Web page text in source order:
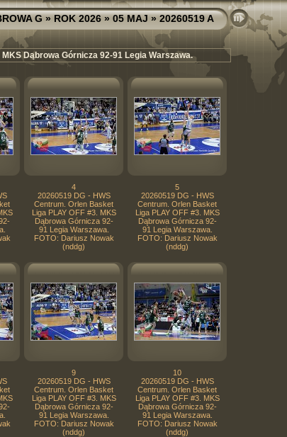
G»ROK 2026»05 MAJ» 20260519 A
Dąbrowa Górnicza 92-91 Legia Warszawa.
4
20260519 DG - HWS
Centrum. Orlen Basket
Liga PLAY OFF #3. MKS
Dąbrowa Górnicza 92-
91 Legia Warszawa.
FOTO: Dariusz Nowak
(nddg)
5
20260519 DG - HWS
Centrum. Orlen Basket
Liga PLAY OFF #3. MKS
Dąbrowa Górnicza 92-
91 Legia Warszawa.
FOTO: Dariusz Nowak
(nddg)
9
20260519 DG - HWS
Centrum. Orlen Basket
Liga PLAY OFF #3. MKS
Dąbrowa Górnicza 92-
91 Legia Warszawa.
FOTO: Dariusz Nowak
(nddg)
10
20260519 DG - HWS
Centrum. Orlen Basket
Liga PLAY OFF #3. MKS
Dąbrowa Górnicza 92-
91 Legia Warszawa.
FOTO: Dariusz Nowak
(nddg)